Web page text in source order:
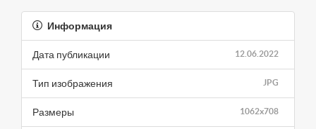
Информация
12.06.2022
Дата публикации
JPG
Тип изображения
1062x708
Размеры